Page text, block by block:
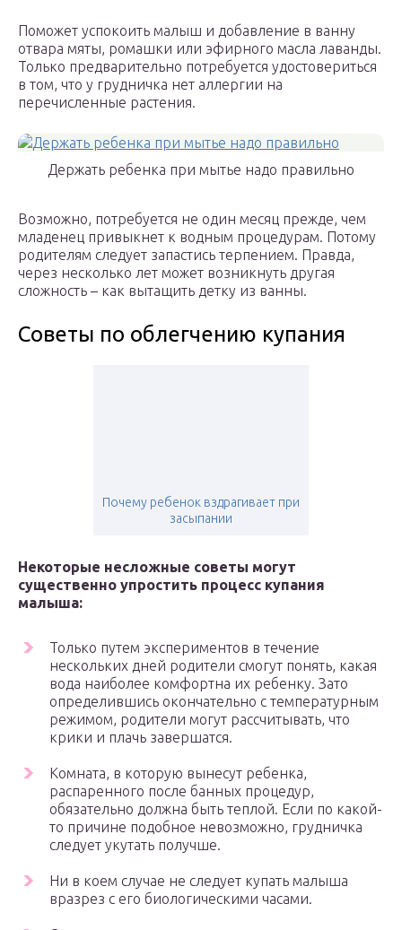
Поможет успокоить малыш и добавление в ванну
отвара мяты, ромашки или эфирного масла лаванды.
Только предварительно потребуется удостовериться
в том, что у грудничка нет аллергии на
перечисленные растения.
Держать ребенка при мытье надо правильно
Возможно, потребуется не один месяц прежде, чем
младенец привыкнет к водным процедурам. Потому
родителям следует запастись терпением. Правда,
через несколько лет может возникнуть другая
сложность – как вытащить детку из ванны.
Советы по облегчению купания
Почему ребенок вздрагивает при
засыпании
Некоторые несложные советы могут
существенно упростить процесс купания
малыша:
Только путем экспериментов в течение
нескольких дней родители смогут понять, какая
вода наиболее комфортна их ребенку. Зато
определившись окончательно с температурным
режимом, родители могут рассчитывать, что
крики и плачь завершатся.
Комната, в которую вынесут ребенка,
распаренного после банных процедур,
обязательно должна быть теплой. Если по какой-
то причине подобное невозможно, грудничка
следует укутать получше.
Ни в коем случае не следует купать малыша
вразрез с его биологическими часами.